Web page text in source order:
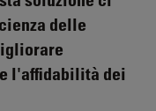
delle
l'affidabilità dei